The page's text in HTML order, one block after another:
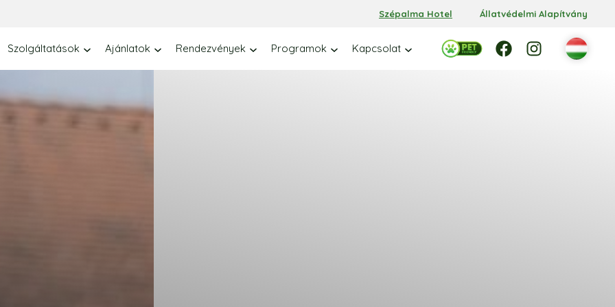
Szépalma Hotel Állatvédelmi Alapítvány
Szolgáltatások Ajánlatok Rendezvények Programok Kapcsolat
Facebook FacebookInstagram